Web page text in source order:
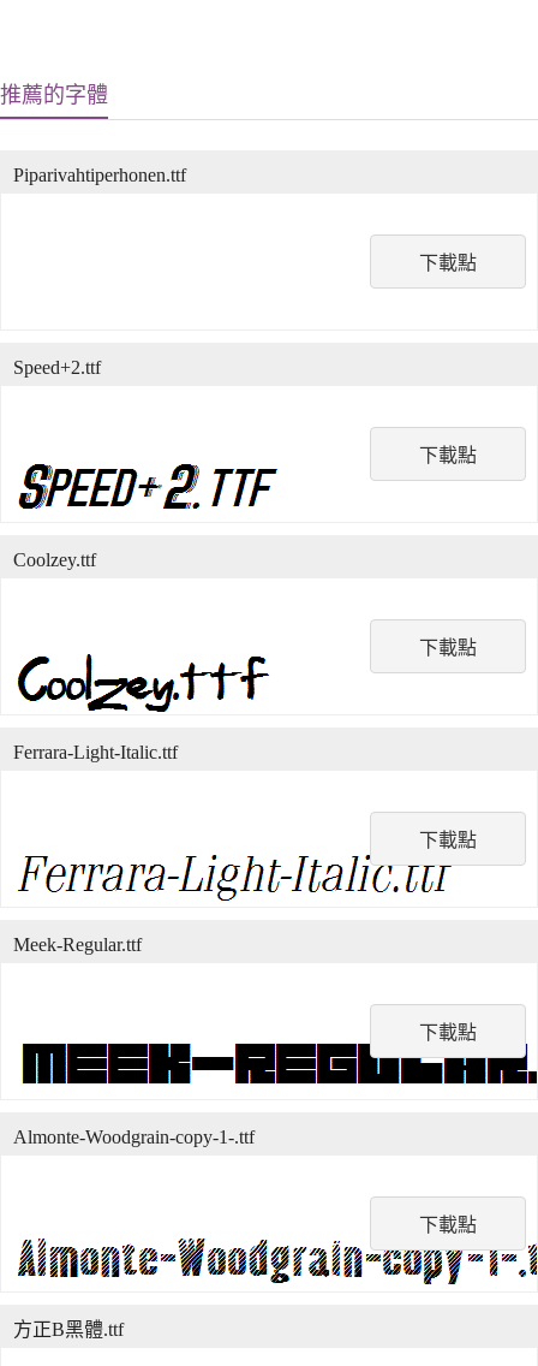
推薦的字體
下載點
Piparivahtiperhonen.ttf
下載點
Speed+2.ttf
下載點
Coolzey.ttf
下載點
Ferrara-Light-Italic.ttf
下載點
Meek-Regular.ttf
下載點
Almonte-Woodgrain-copy-1-.ttf
方正B黑體.ttf